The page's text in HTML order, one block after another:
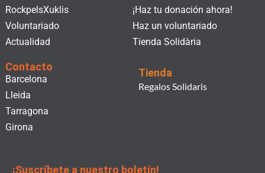
RockpelsXuklis
Voluntariado
Actualidad
¡Haz tu donación ahora!
Haz un voluntariado
Tienda Solidària
Contacto
Barcelona
Lleida
Tarragona
Girona
Tienda
Regalos Solidaris
¡Suscríbete a nuestro boletín!